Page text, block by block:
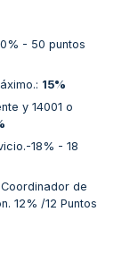
- 50 puntos
: 15%
y 14001 o
18% - 18
de
12% /12 Puntos